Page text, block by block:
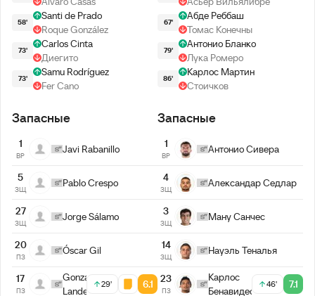
58'
Santi de Prado
Roque González
73'
Carlos Cinta
Диегито
73'
Samu Rodríguez
Fer Cano
67'
Абде Реббаш
Томас Конечны
79'
Антонио Бланко
Лука Ромеро
86'
Карлос Мартин
Стоичков
Запасные
1
ВР
Javi Rabanillo
5
ЗЩ
Pablo Crespo
27
ЗЩ
Jorge Sálamo
20
ПЗ
Óscar Gil
17
ПЗ
Gonzalo
Landeira
29' 6.1
Запасные
1
ВР
Антонио Сивера
4
ЗЩ
Александар Седлар
3
ЗЩ
Ману Санчес
14
ЗЩ
Науэль Теналья
23
ПЗ
Карлос
Бенавидес
46' 7.1